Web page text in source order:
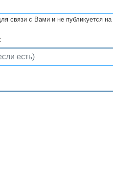
связи с Вами и не публикуется на